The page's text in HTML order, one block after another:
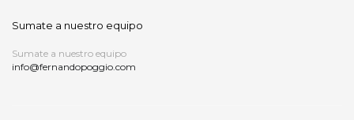
Sumate a nuestro equipo
Sumate a nuestro equipo
info@fernandopoggio.com